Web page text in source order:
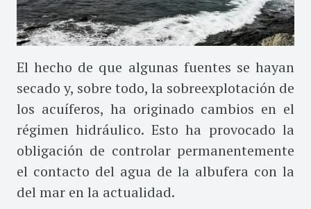
El hecho de que algunas fuentes se hayan
secado y, sobre todo, la sobreexplotación de
los acuíferos, ha originado cambios en el
régimen hidráulico. Esto ha provocado la
obligación de controlar permanentemente
el contacto del agua de la albufera con la
del mar en la actualidad.